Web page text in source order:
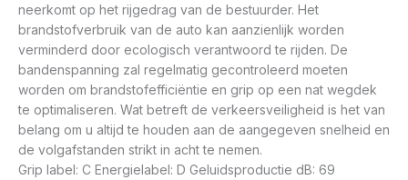
neerkomt op het rijgedrag van de bestuurder. Het
brandstofverbruik van de auto kan aanzienlijk worden
verminderd door ecologisch verantwoord te rijden. De
bandenspanning zal regelmatig gecontroleerd moeten
worden om brandstofefficiëntie en grip op een nat wegdek
te optimaliseren. Wat betreft de verkeersveiligheid is het van
belang om u altijd te houden aan de aangegeven snelheid en
de volgafstanden strikt in acht te nemen.
Grip label: C Energielabel: D Geluidsproductie dB: 69